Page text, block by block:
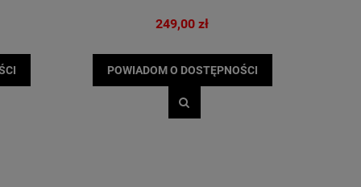
249,00 zł
POWIADOM O DOSTĘPNOŚCI